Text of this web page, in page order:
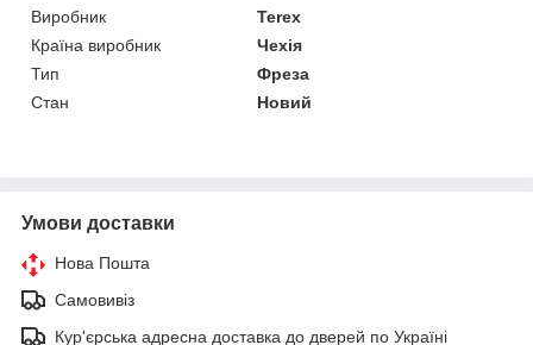
Виробник
Terex
Країна виробник
Чехія
Тип
Фреза
Стан
Новий
Умови доставки
Нова Пошта
Самовивіз
Кур'єрська адресна доставка до дверей по Україні